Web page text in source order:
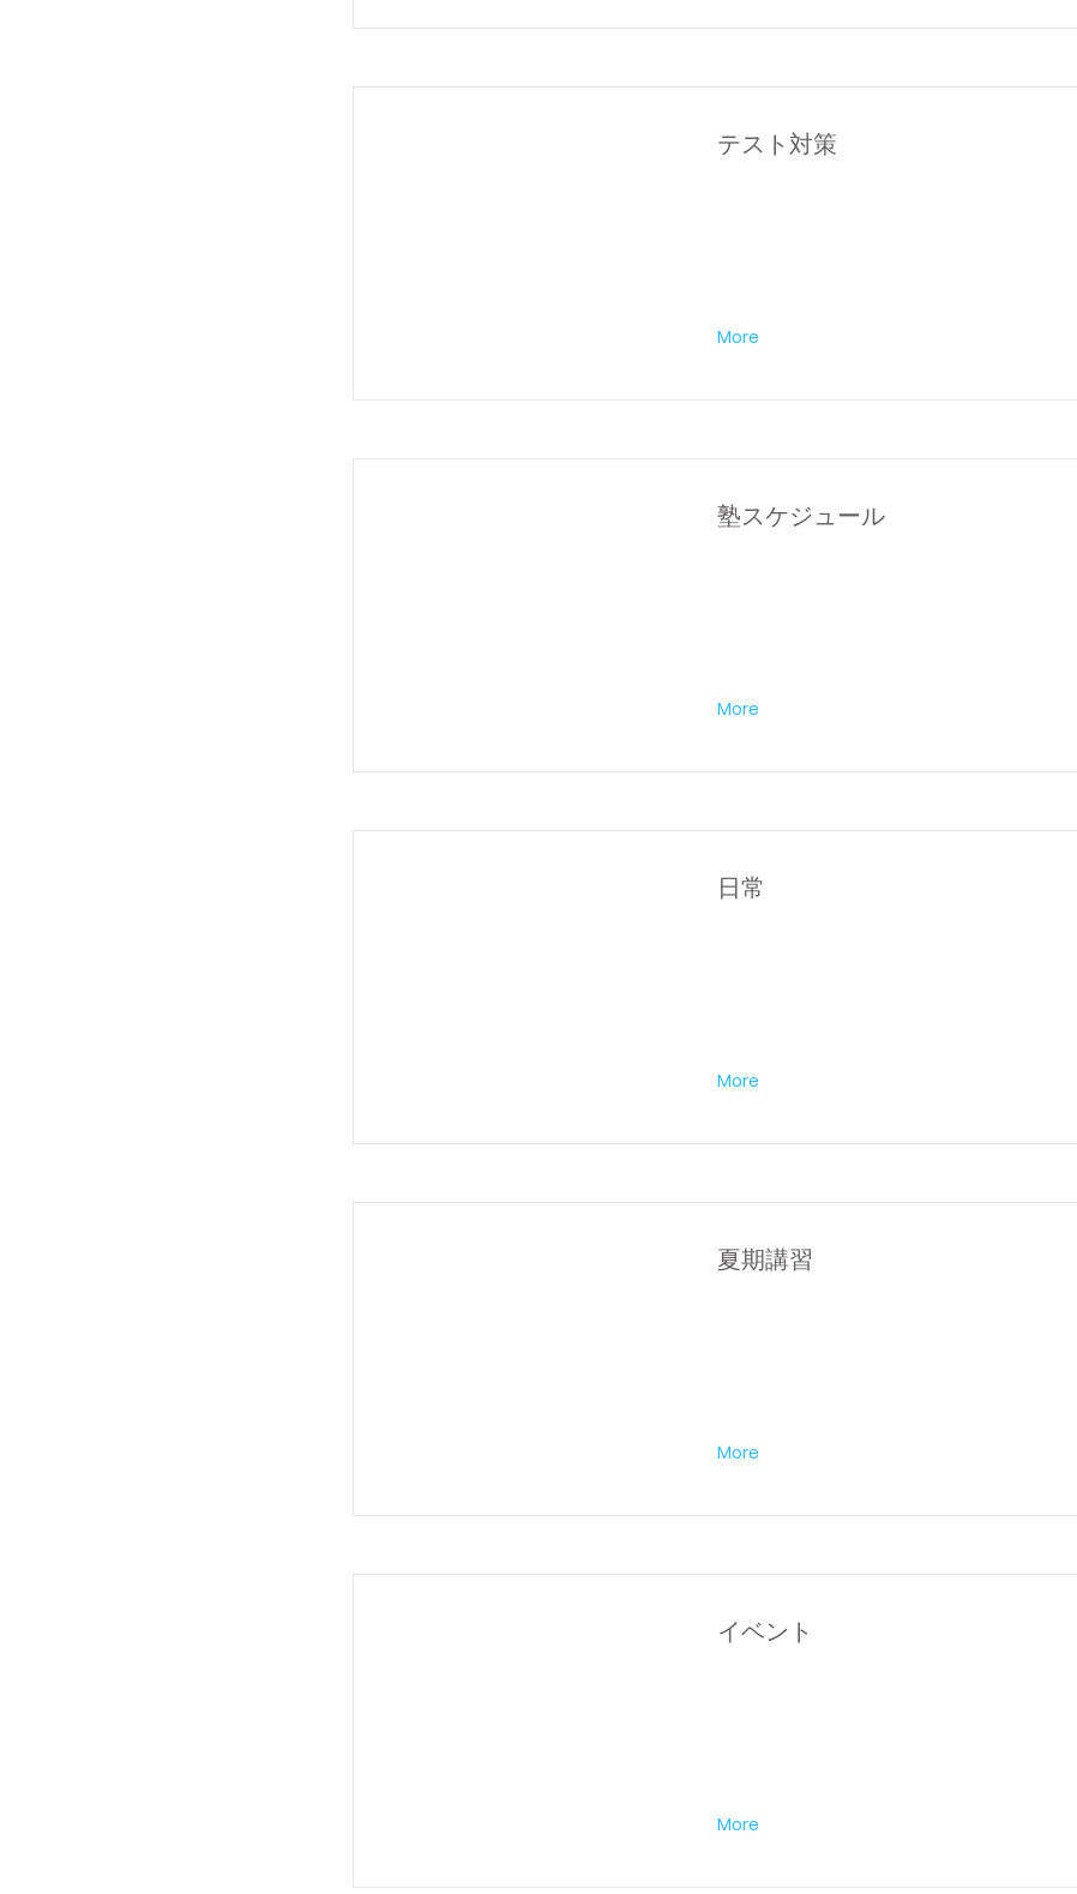
テスト対策
More
塾スケジュール
More
日常
More
夏期講習
More
イベント
More